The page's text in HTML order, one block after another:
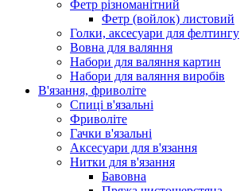
Фетр різноманітний
Фетр (войлок) листовий
Голки, аксесуари для фелтингу
Вовна для валяння
Набори для валяння картин
Набори для валяння виробів
В'язання, фриволіте
Спиці в'язальні
Фриволіте
Гачки в'язальні
Аксесуари для в'язання
Нитки для в'язання
Бавовна